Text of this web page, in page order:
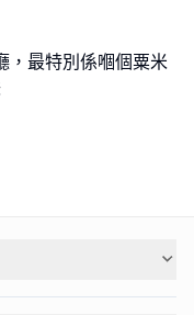
，最特別係嗰個粟米